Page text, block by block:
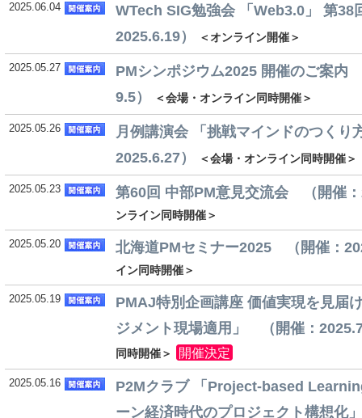
2025.06.04
WTech SIG勉強会 「Web3.0」 第
2025.6.19）
＜オンライン開催＞
2025.05.27
PMシンポジウム2025 開催のご案内
9.5）
＜会場・オンライン同時開催＞
2025.05.26
月例講演会 「挑戦マインドのつく
2025.6.27）
＜会場・オンライン同時開催＞
2025.05.23 第60回 中部PM意見交流会 （開催
ンライン同時開催＞
2025.05.20 北海道PMセミナー2025 （開催：
イン同時開催＞
2025.05.19
PMAJ特別企画講座 価値実現を見届
ジメント現場適用」 （開催：
同時開催＞ 開催決定
2025.05.16
P2Mクラブ 「Project-based
ーン経済時代のプロジェクト構想化